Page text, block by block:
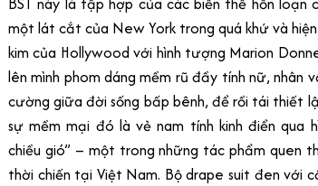
một lát cắt của New York trong quá khứ và
kim của Hollywood với hình tượng Marion
lên mình phom dáng mềm rũ đầy tính nữ,
cường giữa đời sống bấp bênh, để rồi tái thiết
sự mềm mại đó là vẻ nam tính kinh điển
chiều gió” – một trong những tác phẩm quen
thời chiến tại Việt Nam. Bộ drape suit đen với